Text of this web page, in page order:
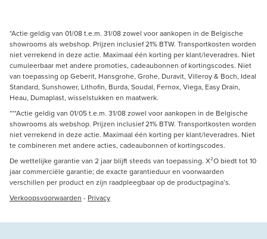
*Actie geldig van 01/08 t.e.m. 31/08 zowel voor aankopen in de Belgische
showrooms als webshop. Prijzen inclusief 21% BTW. Transportkosten worden
niet verrekend in deze actie. Maximaal één korting per klant/leveradres. Niet
cumuleerbaar met andere promoties, cadeaubonnen of kortingscodes. Niet
van toepassing op Geberit, Hansgrohe, Grohe, Duravit, Villeroy & Boch, Ideal
Standard, Sunshower, Lithofin, Burda, Soudal, Fernox, Viega, Easy Drain,
Heau, Dumaplast, wisselstukken en maatwerk.
***Actie geldig van 01/05 t.e.m. 31/08 zowel voor aankopen in de Belgische
showrooms als webshop. Prijzen inclusief 21% BTW. Transportkosten worden
niet verrekend in deze actie. Maximaal één korting per klant/leveradres. Niet
te combineren met andere acties, cadeaubonnen of kortingscodes.
De wettelijke garantie van 2 jaar blijft steeds van toepassing. X²O biedt tot 10
jaar commerciële garantie; de exacte garantieduur en voorwaarden
verschillen per product en zijn raadpleegbaar op de productpagina’s.
Verkoopsvoorwaarden - Privacy